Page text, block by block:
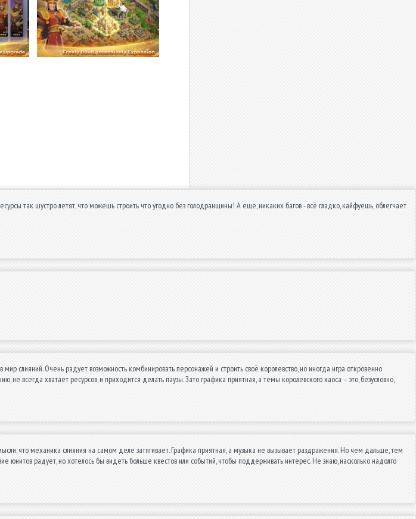
так шустро летят, что можешь строить что угодно без голодранщины! А еще, никаких багов - всё гладко, кайфуешь, облегчает
слияний. Очень радует возможность комбинировать персонажей и строить своё королевство, но иногда игра откровенно
не всегда хватает ресурсов, и приходится делать паузы. Зато графика приятная, а темы королевского хаоса – это, безусловно,
что механика слияния на самом деле затягивает. Графика приятная, а музыка не вызывает раздражения. Но чем дальше, тем
юнитов радует, но хотелось бы видеть больше квестов или событий, чтобы поддерживать интерес. Не знаю, насколько надолго